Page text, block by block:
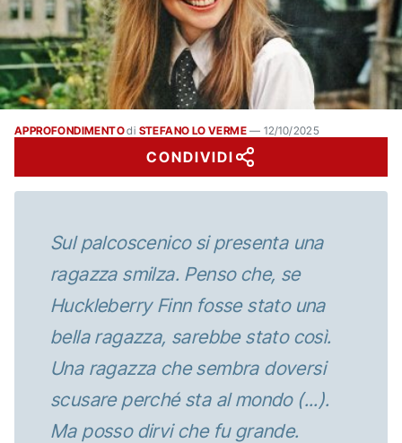
APPROFONDIMENTOdi STEFANO LO VERME —12/10/2025
CONDIVIDI
Sul palcoscenico si presenta una
ragazza smilza. Penso che, se
Huckleberry Finn fosse stato una
bella ragazza, sarebbe stato così.
Una ragazza che sembra doversi
scusare perché sta al mondo (...).
Ma posso dirvi che fu grande.